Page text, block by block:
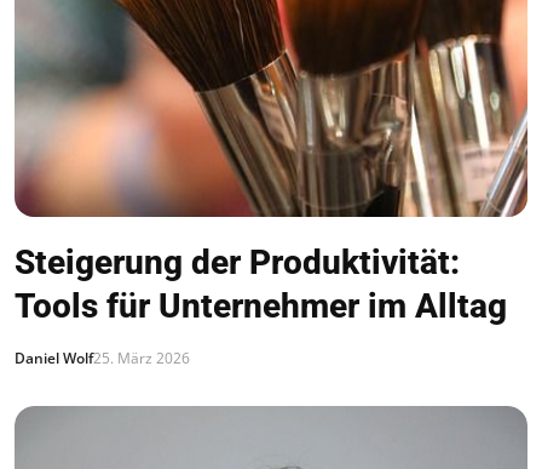
Steigerung der Produktivität:
Tools für Unternehmer im Alltag
Daniel Wolf25. März 2026